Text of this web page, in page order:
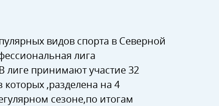
видов спорта в Северной
лига
лиге принимают участие 32
,разделена на 4
сезоне,по итогам